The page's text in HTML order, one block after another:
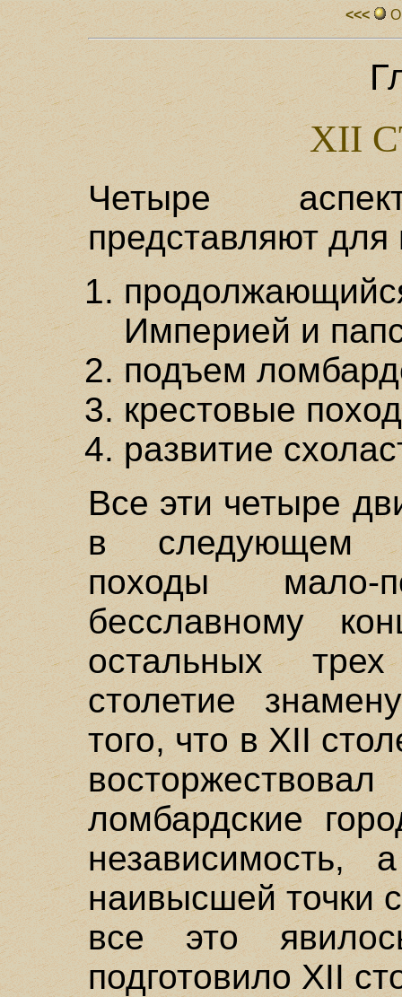
<<<
XII
Четыре
представляют
Империей и
подъем
крестовые
развитие
Все эти четыре
в следующем
походы
бесславному
остальных
столетие
того, что в XII
ломбардские
независимость,
наивысшей точки
все это
подготовило XII